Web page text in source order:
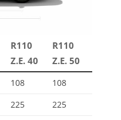
R110
Z.E. 40
R110
Z.E. 50
108
108
225
225